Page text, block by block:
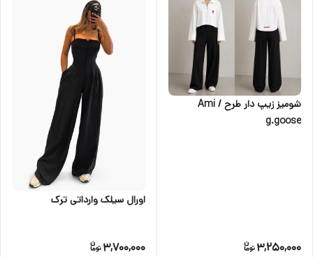
شومیز زیپ دار طرح Ami /
g.goose
3,250,000
اورال سیلک وارداتی ترک
3,700,000